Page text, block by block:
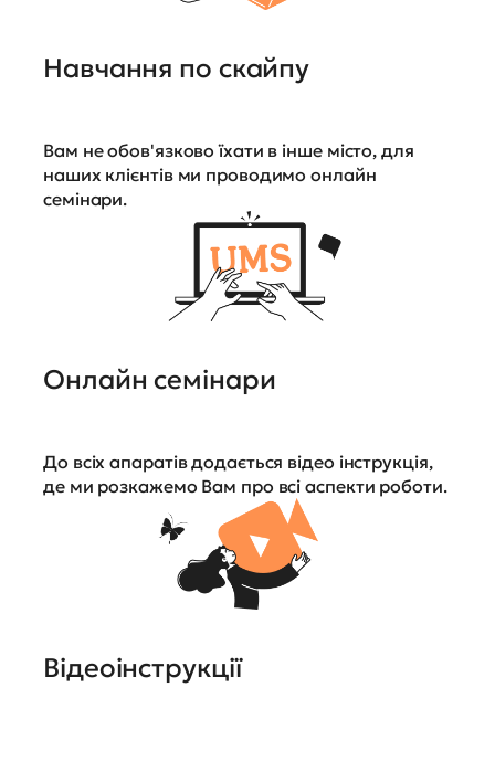
Навчання по скайпу
Вам не обов'язково їхати в інше місто, для
наших клієнтів ми проводимо онлайн
семінари.
Онлайн семінари
До всіх апаратів додається відео інструкція,
де ми розкажемо Вам про всі аспекти роботи.
Відеоінструкції